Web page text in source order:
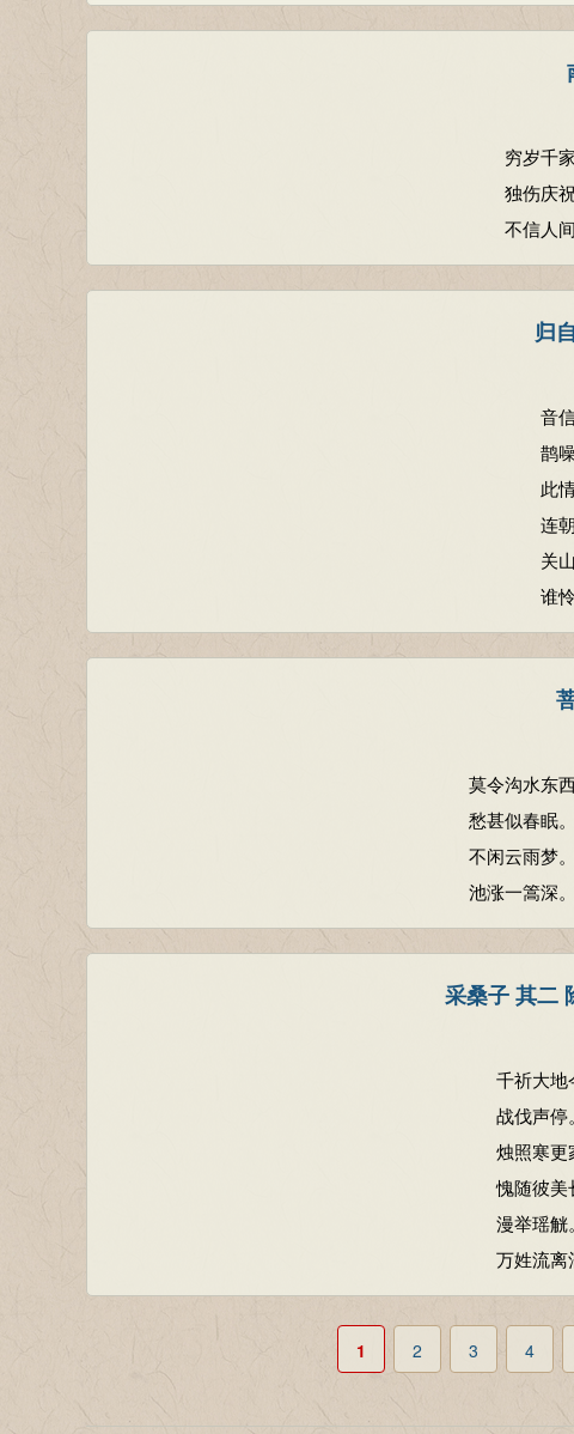
偏贪
诗俱
怎将
又。
穷岁千
独伤庆
不信人
归
音
鹊
此
连
关
谁
莫令沟水东
愁甚似春眠
不闲云雨梦
池涨一篙深
采桑子 其二
千祈大地
战伐声停。
烛照寒更
愧随彼美
漫举瑶觥。
万姓流离
1 2 3 4